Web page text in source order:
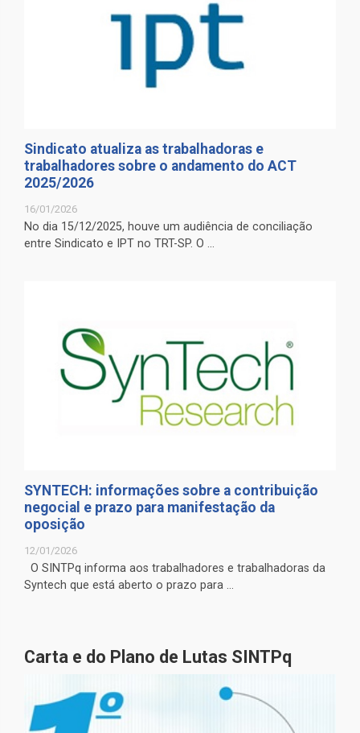
Sindicato atualiza as trabalhadoras e
trabalhadores sobre o andamento do ACT
2025/2026
16/01/2026
No dia 15/12/2025, houve um audiência de conciliação
entre Sindicato e IPT no TRT-SP. O ...
SYNTECH: informações sobre a contribuição
negocial e prazo para manifestação da
oposição
12/01/2026
O SINTPq informa aos trabalhadores e trabalhadoras da
Syntech que está aberto o prazo para ...
Carta e do Plano de Lutas SINTPq